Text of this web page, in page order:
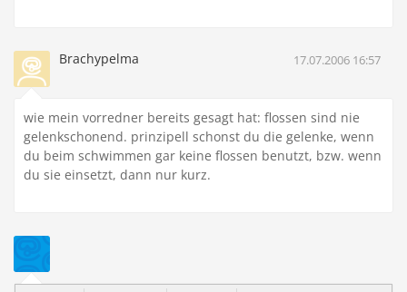
Brachypelma 17.07.2006 16:57
wie mein vorredner bereits gesagt hat: flossen sind nie
gelenkschonend. prinzipell schonst du die gelenke, wenn
du beim schwimmen gar keine flossen benutzt, bzw. wenn
du sie einsetzt, dann nur kurz.